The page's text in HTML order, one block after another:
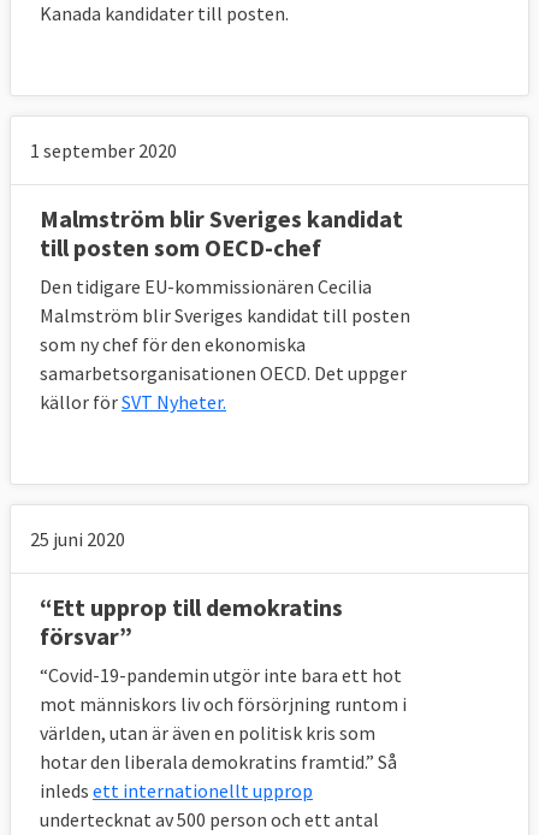
Kanada kandidater till posten.
1 september 2020
Malmström blir Sveriges kandidat
till posten som OECD-chef
Den tidigare EU-kommissionären Cecilia
Malmström blir Sveriges kandidat till posten
som ny chef för den ekonomiska
samarbetsorganisationen OECD. Det uppger
källor förSVT Nyheter.
25 juni 2020
“Ett upprop till demokratins
försvar”
“Covid-19-pandemin utgör inte bara ett hot
mot människors liv och försörjning runtom i
världen, utan är även en politisk kris som
hotar den liberala demokratins framtid.” Så
inleds ett internationellt upprop
undertecknat av 500 person och ett antal